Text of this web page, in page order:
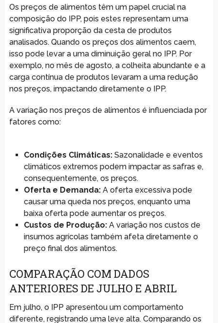
Os preços de alimentos têm um papel crucial na
composição do IPP, pois estes representam uma
significativa proporção da cesta de produtos
analisados. Quando os preços dos alimentos caem,
isso pode levar a uma diminuição geral no IPP. Por
exemplo, no mês de agosto, a colheita abundante e a
carga contínua de produtos levaram a uma redução
nos preços, impactando diretamente o IPP.
A variação nos preços de alimentos é influenciada por
fatores como:
Condições Climáticas:Sazonalidade e eventos
climáticos extremos podem impactar as safras e,
consequentemente, os preços.
Oferta e Demanda:A oferta excessiva pode
causar uma queda nos preços, enquanto uma
baixa oferta pode aumentar os preços.
Custos de Produção:A variação nos custos de
insumos agrícolas também afeta diretamente o
preço final dos alimentos.
COMPARAÇÃO COM DADOS
ANTERIORES DE JULHO E ABRIL
Em julho, o IPP apresentou um comportamento
diferente, registrando uma leve alta. Comparando os